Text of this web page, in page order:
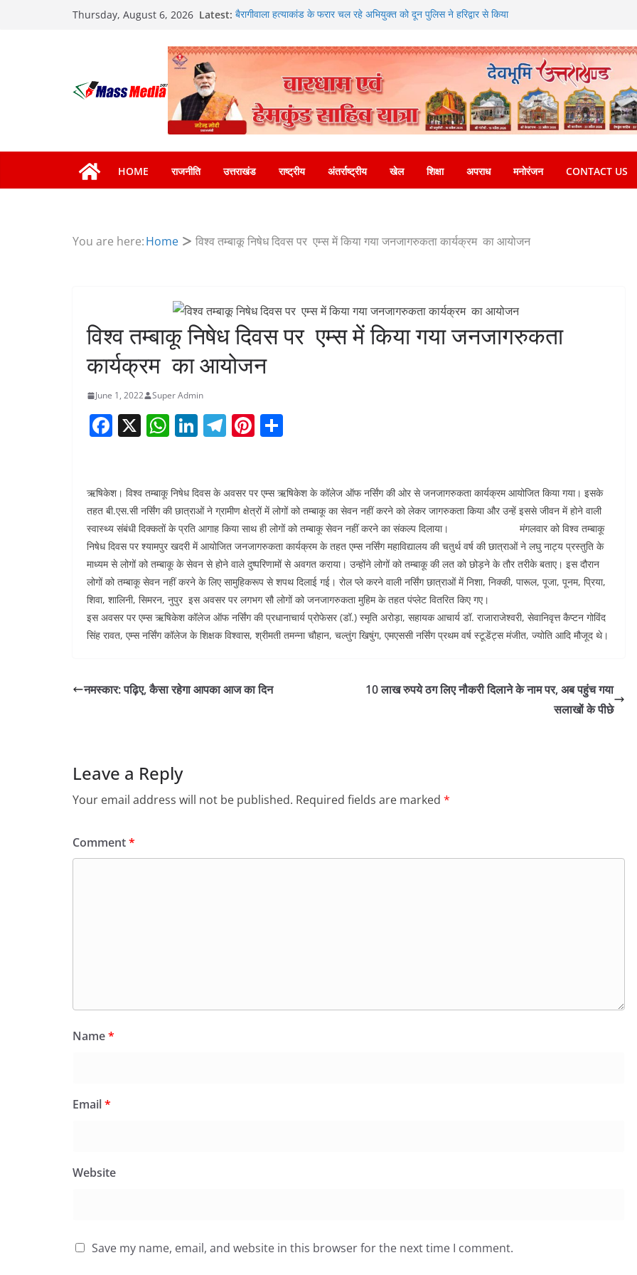
Thursday, August 6, 2026 Latest: बैरागीवाला हत्याकांड के फरार चल रहे अभियुक्त को दून पुलिस ने हरिद्वार से किया
भारी से बहुत भारी वर्षा की चेतावनी के बीच जिला प्रशासन अलर्ट, सभी विभागों को
मुख्यमंत्री पुष्कर सिंह धामी के दिशा-निर्देशों में पीएम आवास योजना (शहरी) की प्रगति
की हुई समीक्षा
एमडीडीए बोर्ड बैठक में 25 विकास प्रस्तावों को मिली मंजूरी, देहरादून-मसूरी के
नियोजित विकास को मिलेगी रफ्तार
HOME राजनीति उत्तराखंड राष्ट्रीय अंतर्राष्ट्रीय खेल शिक्षा अपराध मनोरंजन CONTACT US
You are here:Home विश्व तम्बाकू निषेध दिवस पर एम्स में किया गया जनजागरुकता कार्यक्रम का आयोजन
विश्व तम्बाकू निषेध दिवस पर एम्स में किया गया जनजागरुकता
कार्यक्रम का आयोजन
June 1, 2022 Super Admin
F
e
b
o
o
k
X W
s
A
p
p
Li
e
dI
n
T
gr
a
m
Pi
e
st
e
ऋषिकेश। विश्व तम्बाकू निषेध दिवस के अवसर पर एम्स ऋषिकेश के कॉलेज ऑफ नर्सिंग की ओर से जनजागरुकता कार्यक्रम आयोजित किया गया। इसके
तहत बी.एस.सी नर्सिंग की छात्राओं ने ग्रामीण क्षेत्रों में लोगों को तम्बाकू का सेवन नहीं करने को लेकर जागरुकता किया और उन्हें इससे जीवन में होने वाली
स्वास्थ्य संबंधी दिक्कतों के प्रति आगाह किया साथ ही लोगों को तम्बाकू सेवन नहीं करने का संकल्प दिलाया। मंगलवार को विश्व तम्बाकू
निषेध दिवस पर श्यामपुर खदरी में आयोजित जनजागरुकता कार्यक्रम के तहत एम्स नर्सिंग महाविद्यालय की चतुर्थ वर्ष की छात्राओं ने लघु नाट्य प्रस्तुति के
माध्यम से लोगों को तम्बाकू के सेवन से होने वाले दुष्परिणामों से अवगत कराया। उन्होंने लोगों को तम्बाकू की लत को छोड़ने के तौर तरीके बताए। इस दौरान
लोगों को तम्बाकू सेवन नहीं करने के लिए सामुहिकरूप से शपथ दिलाई गई। रोल प्ले करने वाली नर्सिंग छात्राओं में निशा, निक्की, पारूल, पूजा, पूनम, प्रिया,
शिवा, शालिनी, सिमरन, नुपुर इस अवसर पर लगभग सौ लोगों को जनजागरुकता मुहिम के तहत पंप्लेट वितरित किए गए।
इस अवसर पर एम्स ऋषिकेश कॉलेज ऑफ नर्सिंग की प्रधानाचार्य प्रोफेसर (डॉ.) स्मृ​ति अरोड़ा, सहायक आचार्य डॉ. राजाराजेश्वरी, सेवानिवृत्त कैप्टन गोविंद
सिंह रावत, एम्स नर्सिंग कॉलेज के शिक्षक विश्वास, श्रीमती तमन्ना चौहान, चल्तुंग खिषुंग, एमएससी नर्सिंग प्रथम वर्ष स्टूडेंट्स मंजीत, ज्योति आदि मौजूद थे।
नमस्कार: पढ़िए, कैसा रहेगा आपका आज का दिन
10 लाख रुपये ठग लिए नौकरी दिलाने के नाम पर, अब पहुंच गया
सलाखों के पीछे
Leave a Reply
Your email address will not be published. Required fields are marked *
Comment*
Name*
Email*
Website
Save my name, email, and website in this browser for the next time I comment.